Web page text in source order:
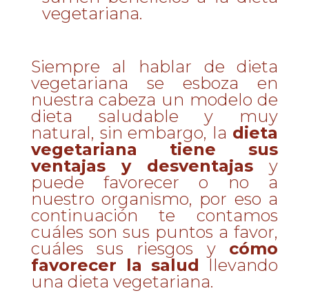
vegetariana.
Siempre al hablar de dieta
vegetariana se esboza en
nuestra cabeza un modelo de
dieta saludable y muy
natural, sin embargo, la dieta
vegetariana tiene sus
ventajas y desventajasy
puede favorecer o no a
nuestro organismo, por eso a
continuación te contamos
cuáles son sus puntos a favor,
cuáles sus riesgos y cómo
favorecer la salud llevando
una dieta vegetariana.